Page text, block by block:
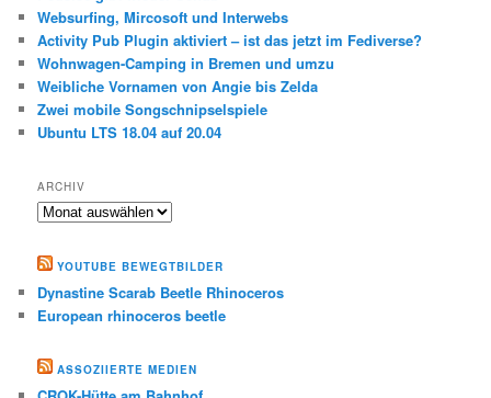
Websurfing, Mircosoft und Interwebs
Activity Pub Plugin aktiviert – ist das jetzt im Fediverse?
Wohnwagen-Camping in Bremen und umzu
Weibliche Vornamen von Angie bis Zelda
Zwei mobile Songschnipselspiele
Ubuntu LTS 18.04 auf 20.04
ARCHIV
Archiv
YOUTUBE BEWEGTBILDER
Dynastine Scarab Beetle Rhinoceros
European rhinoceros beetle
ASSOZIIERTE MEDIEN